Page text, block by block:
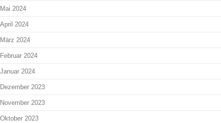
Mai 2024
April 2024
März 2024
Februar 2024
Januar 2024
Dezember 2023
November 2023
Oktober 2023